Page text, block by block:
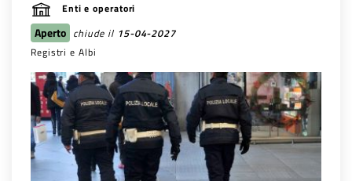
Enti e operatori
Aperto chiude il 15-04-2027
Registri e Albi